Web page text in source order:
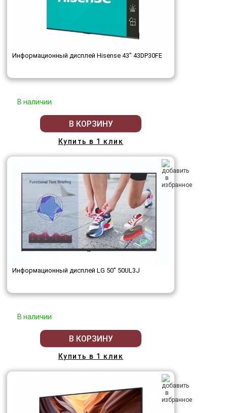
Информационный дисплей Hisense 43" 43DP30FE
В наличии
В КОРЗИНУ
Купить в 1 клик
Информационный дисплей LG 50" 50UL3J
В наличии
В КОРЗИНУ
Купить в 1 клик